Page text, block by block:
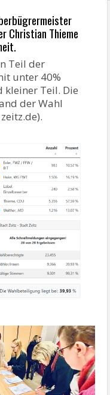
Christian Thieme
Teil der
unter 40%
Teil. Die
der Wahl